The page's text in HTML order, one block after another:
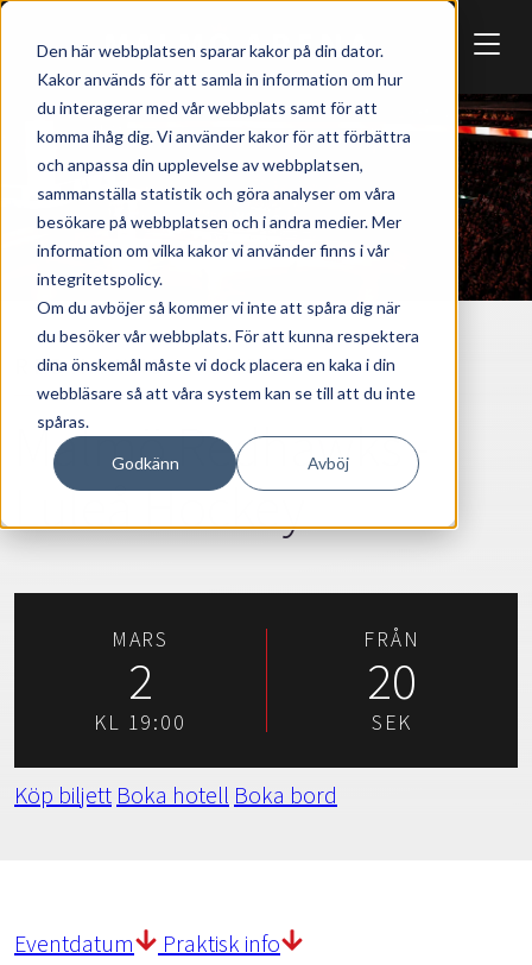
Den här webbplatsen sparar kakor på din dator.
Kakor används för att samla in information om hur
du interagerar med vår webbplats samt för att
komma ihåg dig. Vi använder kakor för att förbättra
och anpassa din upplevelse av webbplatsen,
sammanställa statistik och göra analyser om våra
besökare på webbplatsen och i andra medier. Mer
information om vilka kakor vi använder finns i vår
integritetspolicy.
Om du avböjer så kommer vi inte att spåra dig när
du besöker vår webbplats. För att kunna respektera
dina önskemål måste vi dock placera en kaka i din
webbläsare så att våra system kan se till att du inte
spåras.
Godkänn Avböj
Skip to main content
REDHAWKS SPORT
Malmö Redhawks -
Luleå Hockey
MARS
2
KL 19:00
FRÅN
20
SEK
Köp biljett Boka hotell Boka bord
Eventdatum Praktisk info